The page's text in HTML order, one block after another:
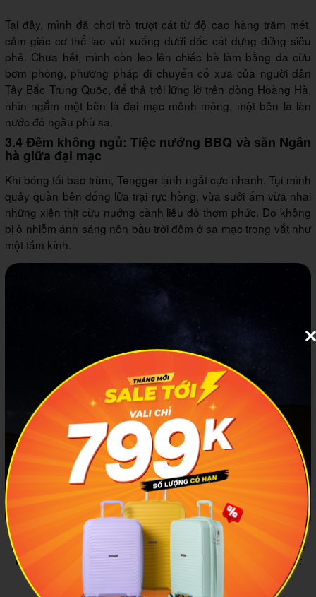
Tại đây, mình đã chơi trò trượt cát từ độ cao hàng trăm mét,
cảm giác cơ thể lao vút xuống dưới dốc cát dựng đứng siêu
phê. Chưa hết, mình còn leo lên chiếc bè làm bằng da cừu
bơm phồng, phương pháp di chuyển cổ xưa của người dân
Tây Bắc Trung Quốc, để thả trôi lững lờ trên dòng Hoàng Hà,
nhìn ngắm một bên là đại mạc mênh mông, một bên là làn
nước đỏ ngầu phù sa.
3.4 Đêm không ngủ: Tiệc nướng BBQ và săn Ngân
hà giữa đại mạc
Khi bóng tối bao trùm, Tengger lạnh ngắt cực nhanh. Tụi mình
quây quần bên đống lửa trại rực hồng, vừa sưởi ấm vừa nhai
những xiên thịt cừu nướng cành liễu đỏ thơm phức. Do không
bị ô nhiễm ánh sáng nên bầu trời đêm ở sa mạc trong vắt như
một tấm kính.
Đêm về là lúc mình mong đợi nhất, vì được tổ chức tiệc BBQ
và ngắm dải ngân hà giữa đại mạc hùng vĩ. Ảnh minh hoạ:
Tourisme Chine